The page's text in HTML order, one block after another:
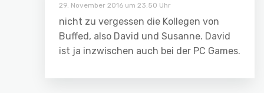
29. November 2016 um 23:50 Uhr
nicht zu vergessen die Kollegen von
Buffed, also David und Susanne. David
ist ja inzwischen auch bei der PC Games.